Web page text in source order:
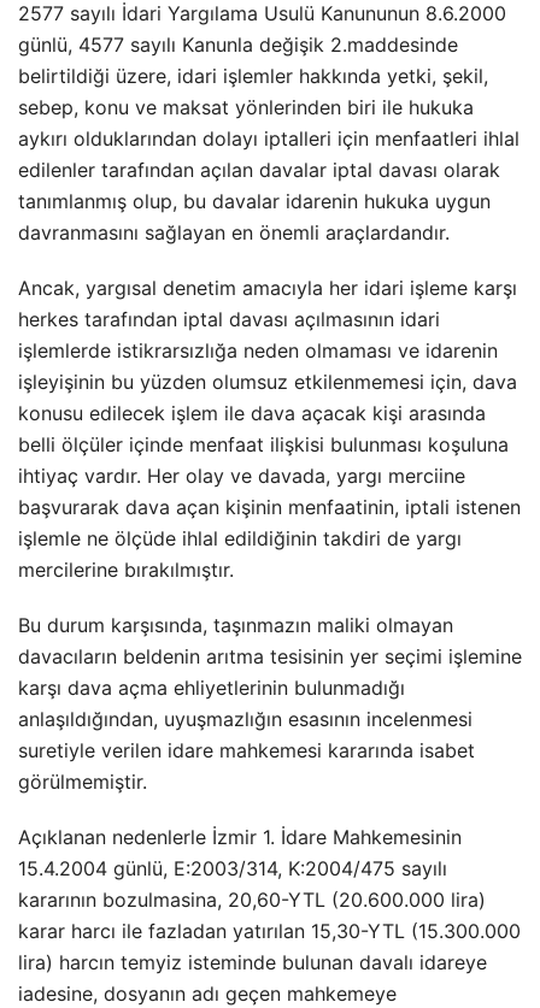
2577 sayılı İdari Yargılama Usulü Kanununun 8.6.2000
günlü, 4577 sayılı Kanunla değişik 2.maddesinde
belirtildiği üzere, idari işlemler hakkında yetki, şekil,
sebep, konu ve maksat yönlerinden biri ile hukuka
aykırı olduklarından dolayı iptalleri için menfaatleri ihlal
edilenler tarafından açılan davalar iptal davası olarak
tanımlanmış olup, bu davalar idarenin hukuka uygun
davranmasını sağlayan en önemli araçlardandır.
Ancak, yargısal denetim amacıyla her idari işleme karşı
herkes tarafından iptal davası açılmasının idari
işlemlerde istikrarsızlığa neden olmaması ve idarenin
işleyişinin bu yüzden olumsuz etkilenmemesi için, dava
konusu edilecek işlem ile dava açacak kişi arasında
belli ölçüler içinde menfaat ilişkisi bulunması koşuluna
ihtiyaç vardır. Her olay ve davada, yargı merciine
başvurarak dava açan kişinin menfaatinin, iptali istenen
işlemle ne ölçüde ihlal edildiğinin takdiri de yargı
mercilerine bırakılmıştır.
Bu durum karşısında, taşınmazın maliki olmayan
davacıların beldenin arıtma tesisinin yer seçimi işlemine
karşı dava açma ehliyetlerinin bulunmadığı
anlaşıldığından, uyuşmazlığın esasının incelenmesi
suretiyle verilen idare mahkemesi kararında isabet
görülmemiştir.
Açıklanan nedenlerle İzmir 1. İdare Mahkemesinin
15.4.2004 günlü, E:2003/314, K:2004/475 sayılı
kararının bozulmasina, 20,60-YTL (20.600.000 lira)
karar harcı ile fazladan yatırılan 15,30-YTL (15.300.000
lira) harcın temyiz isteminde bulunan davalı idareye
iadesine, dosyanın adı geçen mahkemeye